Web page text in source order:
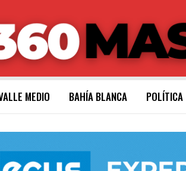
MEDIO BAHÍA BLANCA POLÍTICA